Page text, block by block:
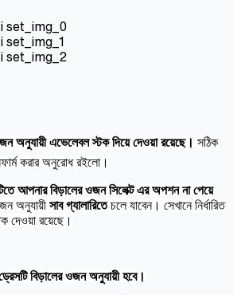
অনুযায়ী এভেলেবল স্টক দিয়ে দেওয়া রয়েছে। সঠিক
করার অনুরোধ রইলো।
আপনার বিড়ালের ওজন সিলেক্ট এর অপশন না পেয়ে
অনুযায়ী সাব গ্যালারিতে চলে যাবেন। সেখানে নির্ধারিত
দেওয়া রয়েছে।
বিড়ালের ওজন অনুযায়ী হবে।